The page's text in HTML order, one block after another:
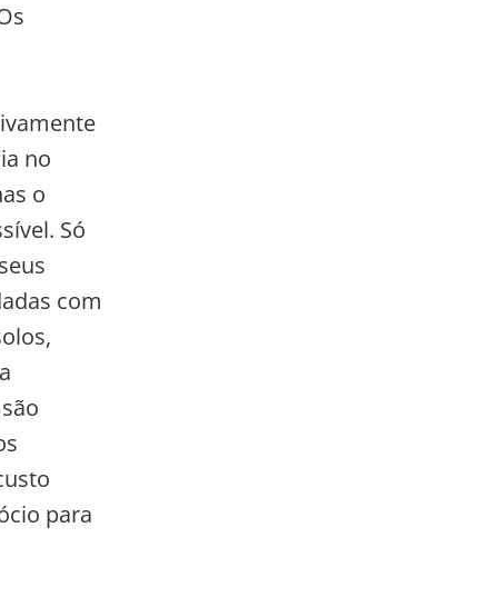
no
o
Só
com
para